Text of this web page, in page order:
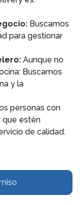
Buscamos
para gestionar
Aunque no
Buscamos
y la
personas con
que estén
de calidad.